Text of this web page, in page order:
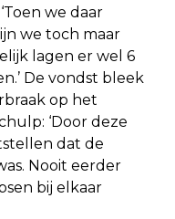
we daar
we toch maar
lagen er wel 6
De vondst bleek
op het
‘Door deze
dat de
Nooit eerder
bij elkaar